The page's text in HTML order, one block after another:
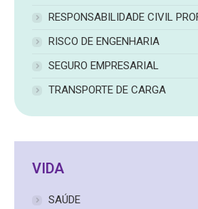
RESPONSABILIDADE CIVIL
RISCO DE ENGENHARIA
SEGURO EMPRESARIAL
TRANSPORTE DE CARGA
VIDA
SAÚDE